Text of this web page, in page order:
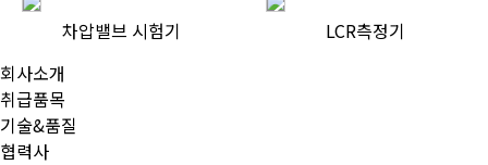
차압밸브 시험기 LCR측정기
회사소개
취급품목
기술&품질
협력사